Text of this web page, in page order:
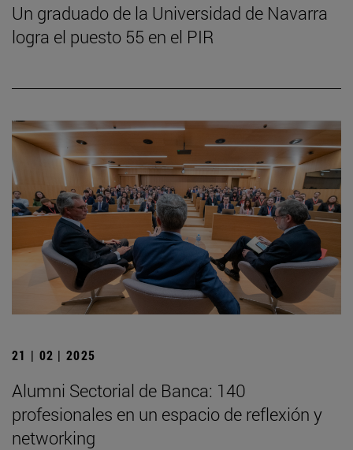
Un graduado de la Universidad de Navarra
logra el puesto 55 en el PIR
21 | 02 | 2025
Alumni Sectorial de Banca: 140
profesionales en un espacio de reflexión y
networking